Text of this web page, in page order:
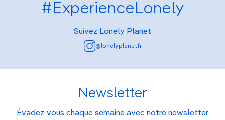
#ExperienceLonely
Suivez Lonely Planet
@lonelyplanetfr
Newsletter
Évadez-vous chaque semaine avec notre newsletter